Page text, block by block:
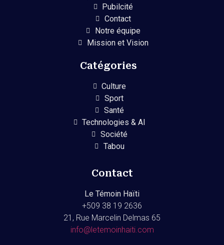
Pubilcité
Contact
Notre équipe
Mission et Vision
Catégories
Culture
Sport
Santé
Technologies & AI
Société
Tabou
Contact
Le Témoin Haïti
+509 38 19 2636
21, Rue Marcelin Delmas 65
info@letemoinhaiti.com